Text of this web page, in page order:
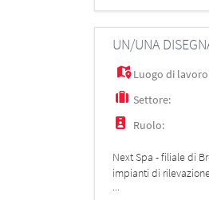
UN/UNA
Luogo di
Settore:
Ruolo:
Next Spa - filiale di
impianti di
2 anni
...